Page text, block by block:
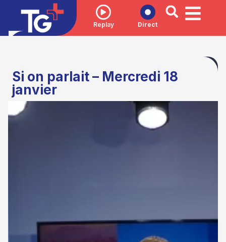
Replay Direct
Si on parlait – Mercredi 18
janvier